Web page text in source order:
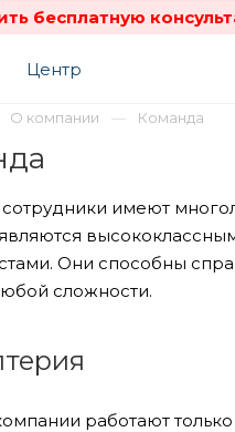
бесплатную
О компании Команда
имеют
Они способны
сложности.
работают только